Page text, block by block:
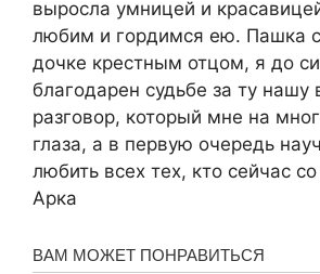
выросла умницей и
любим и гордимся ею. Пашка
дочке крестным отцом, я до
благодарен судьбе за ту нашу
разговор, который мне на
глаза, а в первую очередь
любить всех тех, кто сейчас
Арка